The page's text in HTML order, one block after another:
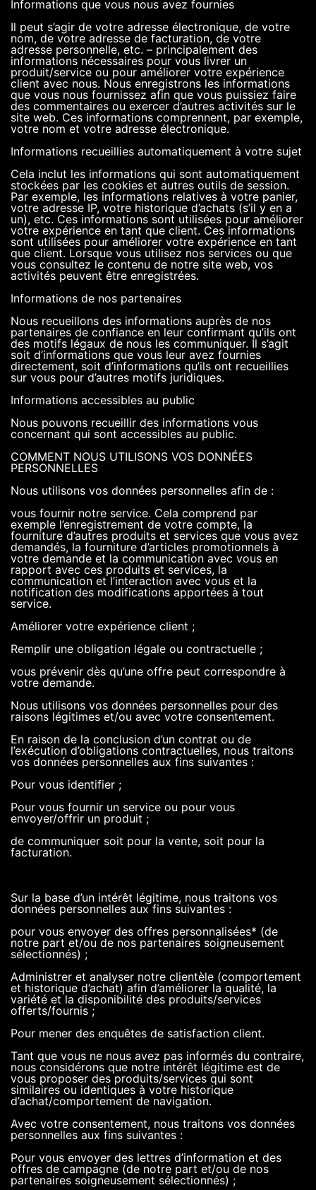
Informations que vous nous avez fournies
Il peut s’agir de votre adresse électronique, de votre
nom, de votre adresse de facturation, de votre
adresse personnelle, etc. – principalement des
informations nécessaires pour vous livrer un
produit/service ou pour améliorer votre expérience
client avec nous. Nous enregistrons les informations
que vous nous fournissez afin que vous puissiez faire
des commentaires ou exercer d’autres activités sur le
site web. Ces informations comprennent, par exemple,
votre nom et votre adresse électronique.
Informations recueillies automatiquement à votre sujet
Cela inclut les informations qui sont automatiquement
stockées par les cookies et autres outils de session.
Par exemple, les informations relatives à votre panier,
votre adresse IP, votre historique d’achats (s’il y en a
un), etc. Ces informations sont utilisées pour améliorer
votre expérience en tant que client. Ces informations
sont utilisées pour améliorer votre expérience en tant
que client. Lorsque vous utilisez nos services ou que
vous consultez le contenu de notre site web, vos
activités peuvent être enregistrées.
Informations de nos partenaires
Nous recueillons des informations auprès de nos
partenaires de confiance en leur confirmant qu’ils ont
des motifs légaux de nous les communiquer. Il s’agit
soit d’informations que vous leur avez fournies
directement, soit d’informations qu’ils ont recueillies
sur vous pour d’autres motifs juridiques.
Informations accessibles au public
Nous pouvons recueillir des informations vous
concernant qui sont accessibles au public.
COMMENT NOUS UTILISONS VOS DONNÉES
PERSONNELLES
Nous utilisons vos données personnelles afin de :
vous fournir notre service. Cela comprend par
exemple l’enregistrement de votre compte, la
fourniture d’autres produits et services que vous avez
demandés, la fourniture d’articles promotionnels à
votre demande et la communication avec vous en
rapport avec ces produits et services, la
communication et l’interaction avec vous et la
notification des modifications apportées à tout
service.
Améliorer votre expérience client ;
Remplir une obligation légale ou contractuelle ;
vous prévenir dès qu’une offre peut correspondre à
votre demande.
Nous utilisons vos données personnelles pour des
raisons légitimes et/ou avec votre consentement.
En raison de la conclusion d’un contrat ou de
l’exécution d’obligations contractuelles, nous traitons
vos données personnelles aux fins suivantes :
Pour vous identifier ;
Pour vous fournir un service ou pour vous
envoyer/offrir un produit ;
de communiquer soit pour la vente, soit pour la
facturation.
Sur la base d’un intérêt légitime, nous traitons vos
données personnelles aux fins suivantes :
pour vous envoyer des offres personnalisées* (de
notre part et/ou de nos partenaires soigneusement
sélectionnés) ;
Administrer et analyser notre clientèle (comportement
et historique d’achat) afin d’améliorer la qualité, la
variété et la disponibilité des produits/services
offerts/fournis ;
Pour mener des enquêtes de satisfaction client.
Tant que vous ne nous avez pas informés du contraire,
nous considérons que notre intérêt légitime est de
vous proposer des produits/services qui sont
similaires ou identiques à votre historique
d’achat/comportement de navigation.
Avec votre consentement, nous traitons vos données
personnelles aux fins suivantes :
Pour vous envoyer des lettres d’information et des
offres de campagne (de notre part et/ou de nos
partenaires soigneusement sélectionnés) ;